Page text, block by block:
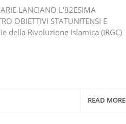
LANCIANO L'82ESIMA
OBIETTIVI STATUNITENSI E
della Rivoluzione Islamica (IRGC)
READ MORE